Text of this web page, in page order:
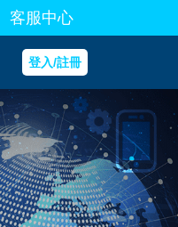
客服中心
登入/註冊